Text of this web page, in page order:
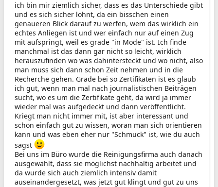
ich bin mir ziemlich sicher, dass es das Unterschiede gibt
und es sich sicher lohnt, da ein bisschen einen
genaueren Blick darauf zu werfen, wem das wirklich ein
echtes Anliegen ist und wer einfach nur auf einen Zug
mit aufspringt, weil es grade "in Mode" ist. Ich finde
manchmal ist das dann gar nicht so leicht, wirklich
herauszufinden wo was dahintersteckt und wo nicht, also
man muss sich dann schon Zeit nehmen und in die
Recherche gehen. Grade bei so Zertifikaten ist es glaub
ich gut, wenn man mal nach journalistischen Beiträgen
sucht, wo es um die Zertifikate geht, da wird ja immer
wieder mal was aufgedeckt und dann veröffentlicht.
Kriegt man nicht immer mit, ist aber interessant und
schon einfach gut zu wissen, woran man sich orientieren
kann und was eben eher nur "Schmuck" ist, wie du auch
sagst
Bei uns im Büro wurde die Reinigungsfirma auch danach
ausgewählt, dass sie möglichst nachhaltig arbeitet und
da wurde sich auch ziemlich intensiv damit
auseinandergesetzt, was jetzt gut klingt und gut zu uns